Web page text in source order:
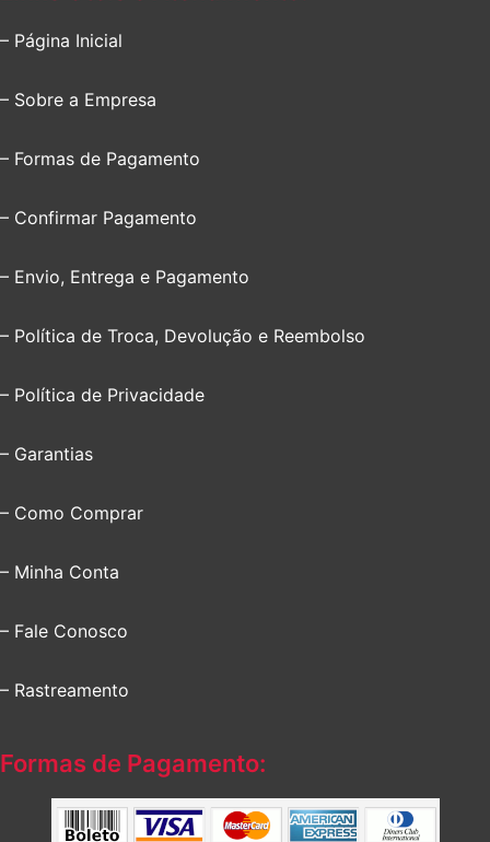
– Página Inicial
– Sobre a Empresa
– Formas de Pagamento
– Confirmar Pagamento
– Envio, Entrega e Pagamento
– Política de Troca, Devolução e Reembolso
– Política de Privacidade
– Garantias
– Como Comprar
– Minha Conta
– Fale Conosco
– Rastreamento
Formas de Pagamento: